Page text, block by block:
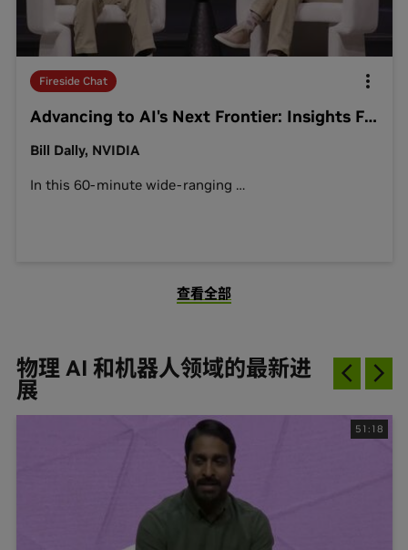
Fireside Chat
Advancing to AI's Next Frontier: Insights From Jeff Dean and Bill Dally
Bill Dally, NVIDIA
In this 60-minute wide-ranging …
查看全部
物理 AI 和机器人领域的最新进
展
51:18